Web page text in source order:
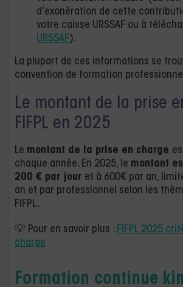
d’exonération de cette
votre caisse URSSAF ou à
URSSAF).
La plupart de ces informations se
convention de formation
Le montant de la prise
FIFPL en 2025
Le montant de la prise en charge
chaque année. En 2025, le montant
200 € par jour et à 600€ par an,
an et par professionnel selon les
FIFPL.
💡 Pour en savoir plus : FIFPL 2025
charge
Formation continue